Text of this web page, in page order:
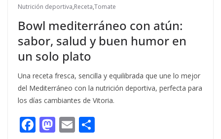
Nutrición deportiva,Receta,Tomate
Bowl mediterráneo con atún:
sabor, salud y buen humor en
un solo plato
Una receta fresca, sencilla y equilibrada que une lo mejor
del Mediterráneo con la nutrición deportiva, perfecta para
los días cambiantes de Vitoria.
F M E